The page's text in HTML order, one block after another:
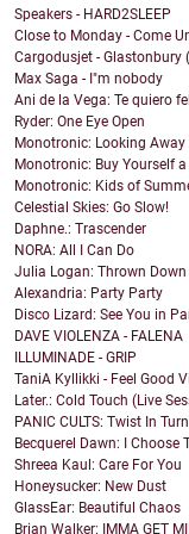
Speakers - HARD2SLEEP
Close to Monday - Come
Cargodusjet - Glastonbury
Max Saga - I"m nobody
Ani de la Vega: Te quiero
Ryder: One Eye Open
Monotronic: Looking Away
Monotronic: Buy Yourself a
Monotronic: Kids of
Celestial Skies: Go Slow!
Daphne.: Trascender
NORA: All I Can Do
Julia Logan: Thrown Down
Alexandria: Party Party
Disco Lizard: See You in
DAVE VIOLENZA - FALENA
ILLUMINADE - GRIP
TaniA Kyllikki - Feel Good
Later.: Cold Touch (Live
PANIC CULTS: Twist In
Becquerel Dawn: I Choose
Shreea Kaul: Care For You
Honeysucker: New Dust
GlassEar: Beautiful Chaos
Brian Walker: IMMA GET